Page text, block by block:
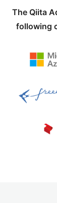
The Qiita
following